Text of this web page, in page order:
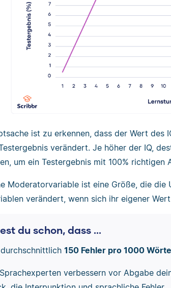
ist zu erkennen, dass der Wert des
verändert. Je höher der IQ,
um ein Testergebnis mit 100% richtigen
Moderatorvariable ist eine Größe, die die
verändert, wenn sich ihr eigener
du schon, dass ...
150 Fehler pro 1000
verbessern vor Abgabe